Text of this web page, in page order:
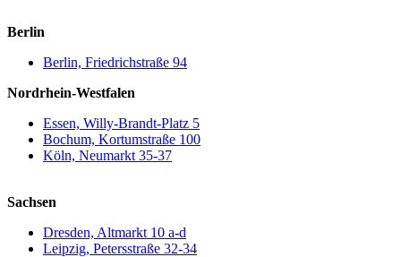
Berlin
Berlin, Friedrichstraße 94
Nordrhein-Westfalen
Essen, Willy-Brandt-Platz 5
Bochum, Kortumstraße 100
Köln, Neumarkt 35-37
Sachsen
Dresden, Altmarkt 10 a-d
Leipzig, Petersstraße 32-34